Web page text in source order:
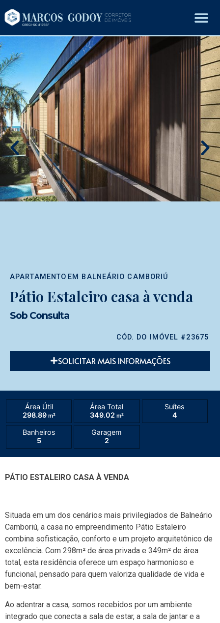
APARTAMENTO EM BALNEÁRIO CAMBORIÚ
Pátio Estaleiro casa à venda
Sob Consulta
CÓD. DO IMÓVEL #23675
SOLICITAR MAIS INFORMAÇÕES
Área Útil
298.89m²
Área Total
349.02 m²
Suítes
4
Banheiros
5
Garagem
2
PÁTIO ESTALEIRO CASA À VENDA
Situada em um dos cenários mais privilegiados de Balneário
Camboriú, a casa no empreendimento Pátio Estaleiro
combina sofisticação, conforto e um projeto arquitetônico de
excelência. Com 298m² de área privada e 349m² de área
total, esta residência oferece um espaço harmonioso e
funcional, pensado para quem valoriza qualidade de vida e
bem-estar.
Ao adentrar a casa, somos recebidos por um ambiente
integrado que conecta a sala de estar, a sala de jantar e a